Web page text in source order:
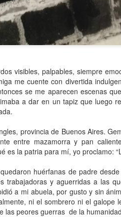
visibles, palpables, siempre
me cuente con divertida
se me aparecen escenas
a dar en un tapiz que luego
provincia de Buenos Aires.
entre mazamorra y pan
es la patria para mí, yo proclamo:
huérfanas de padre
trabajadoras y aguerridas a las
a mi abuela, por gusto y sin
ni el sombrero ni el galope
las peores guerras de la
la
lo que
no
como si
JAN
Marta Lubos (16/
Hace 10 años, ella fue la
de tapa" de Damiselas:
denominación que
habría dado risa a Marta
toda presunción y más
renuente a dar
en esta ocasión,
responder, afable y
divertida o apasionada -
tema-, siempre yendo al
sin el menor rodeo. Así,
apareciendo la pianista, la
de editorial
del año 2012 se publicó la primera
apuros, precedida del siguiente
es que una damisela no es ni una
las instrucciones de T.S. Eliot
perro).